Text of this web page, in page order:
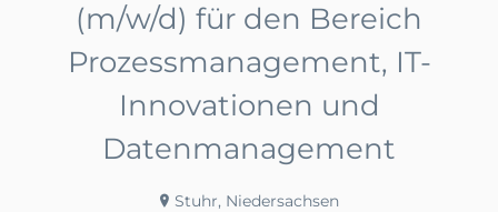
(m/w/d) für den Bereich
Prozessmanagement, IT-
Innovationen und
Datenmanagement
Stuhr, Niedersachsen